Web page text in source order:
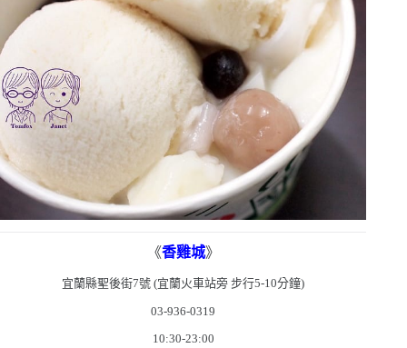
《香雞城》
宜蘭縣聖後街7號 (宜蘭火車站旁 步行5-10分鐘)
03-936-0319
10:30-23:00